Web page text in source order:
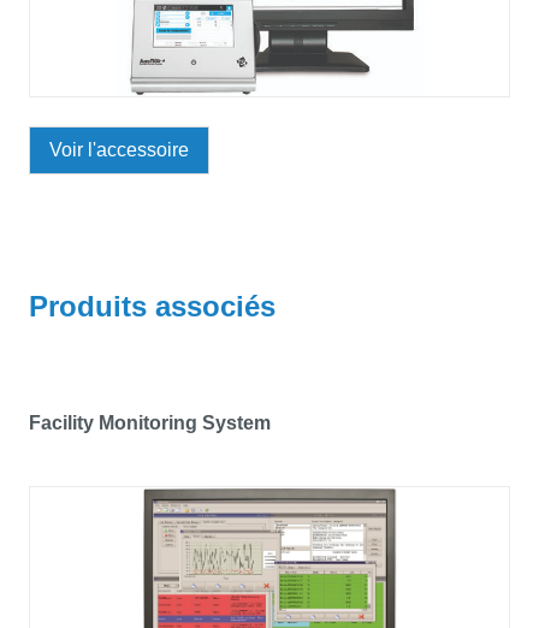
Voir l'accessoire
Produits associés
Facility Monitoring System